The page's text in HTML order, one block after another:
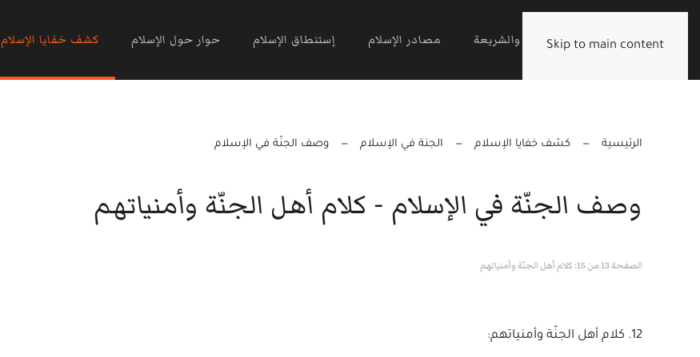
Skip to main content
الرئيسية القرآن والشريعة مصادر الإسلام إستنطاق الإسلام حوار حول الإسلام كشف خفايا الإسلام
الرئيسية كشف خفايا الإسلام الجنة في الإسلام وصف الجنّة في الإسلام
وصف الجنّة في الإسلام - كلام أهل الجنّة وأمنياتهم
الصفحة 13 من 15: كلام أهل الجنّة وأمنياتهم
12. كلام أهل الجنّة وأمنياتهم: